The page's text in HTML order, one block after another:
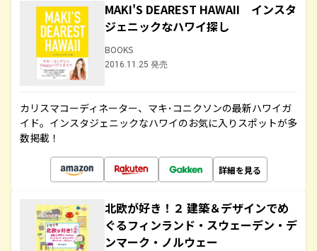
MAKI'S DEAREST HAWAII インスタ
ジェニックなハワイ探し
BOOKS
2016.11.25 発売
カリスマコーディネーター、マキ･コニクソンの最新ハワイガ
イド。インスタジェニックなハワイのお気に入りスポットが多
数掲載！
詳細を見る
北欧が好き！２ 建築＆デザインでめ
ぐるフィンランド・スウェーデン・デ
ンマーク・ノルウェー